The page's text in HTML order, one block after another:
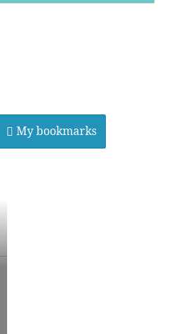
My bookmarks